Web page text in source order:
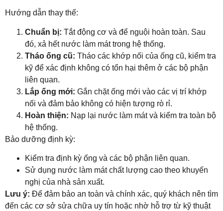
Hướng dẫn thay thế:
Chuẩn bị: Tắt động cơ và để nguội hoàn toàn. Sau
đó, xả hết nước làm mát trong hệ thống.
Tháo ống cũ: Tháo các khớp nối của ống cũ, kiểm tra
kỹ để xác định không có tổn hại thêm ở các bộ phận
liên quan.
Lắp ống mới: Gắn chặt ống mới vào các vị trí khớp
nối và đảm bảo không có hiện tượng rò rỉ.
Hoàn thiện: Nạp lại nước làm mát và kiểm tra toàn bộ
hệ thống.
Bảo dưỡng định kỳ:
Kiểm tra định kỳ ống và các bộ phận liên quan.
Sử dụng nước làm mát chất lượng cao theo khuyến
nghị của nhà sản xuất.
Lưu ý: Để đảm bảo an toàn và chính xác, quý khách nên tìm
đến các cơ sở sửa chữa uy tín hoặc nhờ hỗ trợ từ kỹ thuật